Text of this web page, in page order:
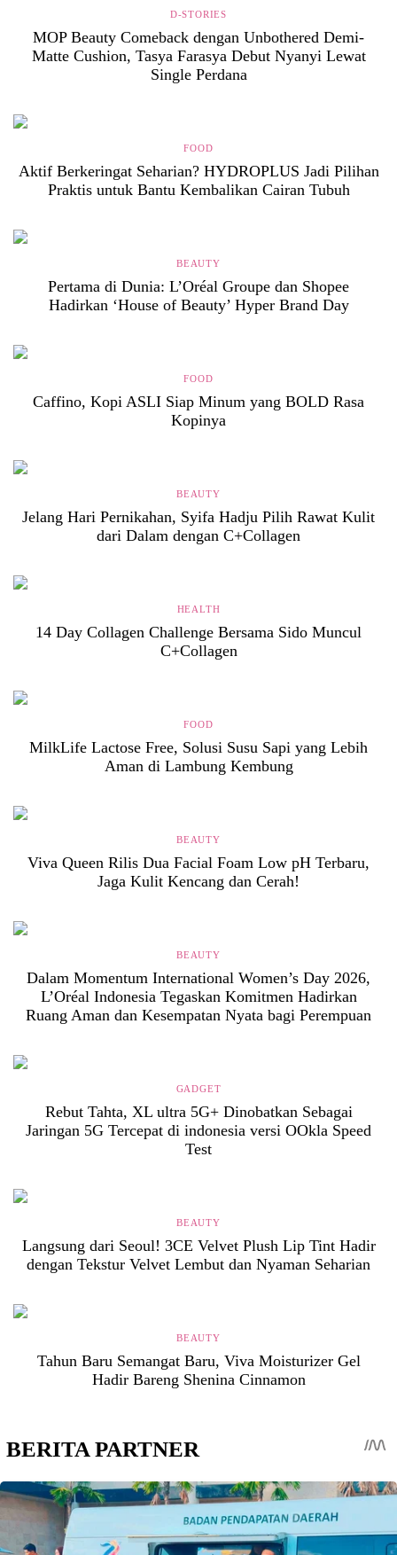
D-STORIES
MOP Beauty Comeback dengan Unbothered Demi-
Matte Cushion, Tasya Farasya Debut Nyanyi Lewat
Single Perdana
FOOD
Aktif Berkeringat Seharian? HYDROPLUS Jadi Pilihan
Praktis untuk Bantu Kembalikan Cairan Tubuh
BEAUTY
Pertama di Dunia: L’Oréal Groupe dan Shopee
Hadirkan ‘House of Beauty’ Hyper Brand Day
FOOD
Caffino, Kopi ASLI Siap Minum yang BOLD Rasa
Kopinya
BEAUTY
Jelang Hari Pernikahan, Syifa Hadju Pilih Rawat Kulit
dari Dalam dengan C+Collagen
HEALTH
14 Day Collagen Challenge Bersama Sido Muncul
C+Collagen
FOOD
MilkLife Lactose Free, Solusi Susu Sapi yang Lebih
Aman di Lambung Kembung
BEAUTY
Viva Queen Rilis Dua Facial Foam Low pH Terbaru,
Jaga Kulit Kencang dan Cerah!
BEAUTY
Dalam Momentum International Women’s Day 2026,
L’Oréal Indonesia Tegaskan Komitmen Hadirkan
Ruang Aman dan Kesempatan Nyata bagi Perempuan
GADGET
Rebut Tahta, XL ultra 5G+ Dinobatkan Sebagai
Jaringan 5G Tercepat di indonesia versi OOkla Speed
Test
BEAUTY
Langsung dari Seoul! 3CE Velvet Plush Lip Tint Hadir
dengan Tekstur Velvet Lembut dan Nyaman Seharian
BEAUTY
Tahun Baru Semangat Baru, Viva Moisturizer Gel
Hadir Bareng Shenina Cinnamon